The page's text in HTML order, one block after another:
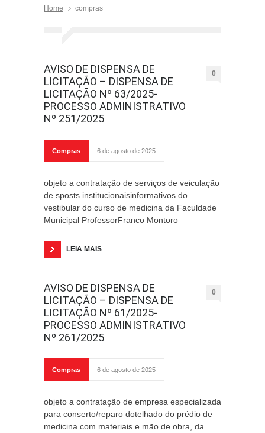
Home compras
AVISO DE DISPENSA DE
LICITAÇÃO – DISPENSA DE
LICITAÇÃO Nº 63/2025-
PROCESSO ADMINISTRATIVO
Nº 251/2025
0
Compras 6 de agosto de 2025
objeto a contratação de serviços de veiculação
de sposts institucionaisinformativos do
vestibular do curso de medicina da Faculdade
Municipal ProfessorFranco Montoro
LEIA MAIS
AVISO DE DISPENSA DE
LICITAÇÃO – DISPENSA DE
LICITAÇÃO Nº 61/2025-
PROCESSO ADMINISTRATIVO
Nº 261/2025
0
Compras 6 de agosto de 2025
objeto a contratação de empresa especializada
para conserto/reparo dotelhado do prédio de
medicina com materiais e mão de obra, da